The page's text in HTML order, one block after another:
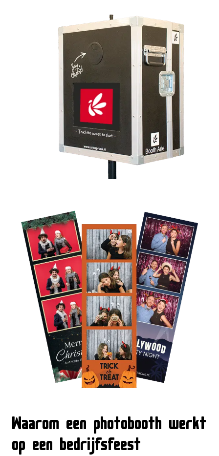
Waarom een photobooth werkt
op een bedrijfsfeest